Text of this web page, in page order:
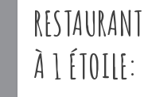
À 1 ÉTOILE: